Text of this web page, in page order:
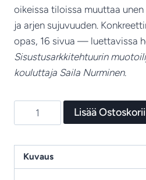
oikeissa tiloissa muuttaa
ja arjen sujuvuuden.
opas, 16 sivua — luettavissa
Sisustusarkkitehtuurin
kouluttaja Saila Nurminen.
Kodin
Jang
Lisää
Kuvaus